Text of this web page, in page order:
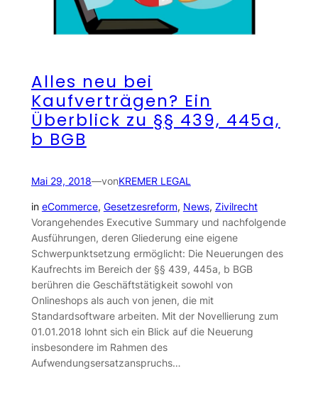
Alles neu bei
Kaufverträgen? Ein
Überblick zu §§ 439, 445a,
b BGB
Mai 29, 2018—vonKREMER LEGAL
in eCommerce, Gesetzesreform, News, Zivilrecht
Vorangehendes Executive Summary und nachfolgende
Ausführungen, deren Gliederung eine eigene
Schwerpunktsetzung ermöglicht: Die Neuerungen des
Kaufrechts im Bereich der §§ 439, 445a, b BGB
berühren die Geschäftstätigkeit sowohl von
Onlineshops als auch von jenen, die mit
Standardsoftware arbeiten. Mit der Novellierung zum
01.01.2018 lohnt sich ein Blick auf die Neuerung
insbesondere im Rahmen des
Aufwendungsersatzanspruchs…